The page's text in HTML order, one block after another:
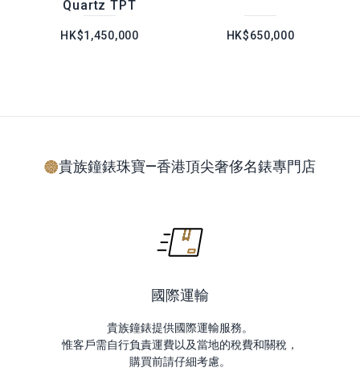
Quartz TPT
HK$1,450,000 HK$650,000
貴族鐘錶珠寶—香港頂尖奢侈名錶專門店
國際運輸
貴族鐘錶提供國際運輸服務。
惟客戶需自行負責運費以及當地的稅費和關稅，
購買前請仔細考慮。